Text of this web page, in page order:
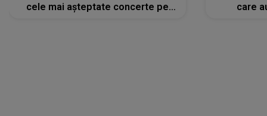
cele mai așteptate concerte pe
care